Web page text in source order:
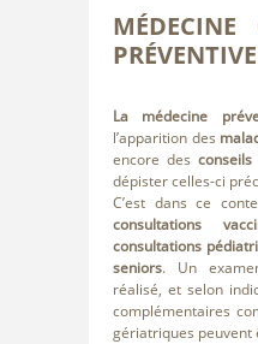
MÉDECINE
La médecine
l’apparition des
encore desconseils
dépister celles-ci
C’est dans ce
consultations
consultations
seniors. Un
réalisé, et selon
complémentaires
gériatriques peuvent